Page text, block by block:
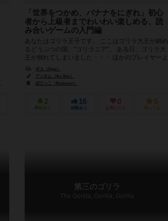
「世界をつかめ、バナナをにぎれ」初心
者から上級者までわいわい楽しめる、読
み合いゲームの入門編
あなたはゴリラ王子です。 ここはゴリラ大王が納め
るどうぶつの国、"ゴリラニア"。 ある日、ゴリラ大
王が倒れてしまいました・・・ ほかのプレイヤーよ
りも多くのバナ...
ギユ（Giyu）
アンさん（An San）
ぼどっこ（Bodocco）
2
興味あり
16
経験あり
0
お気に入り
5
持ってる
第三のゴリラ
The Gorilla, Gorilla, Gorilla